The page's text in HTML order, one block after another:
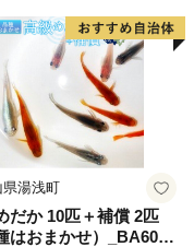
川流域の物資の集散
には付近の村々で
などの地場産業が
した。
市に近いことや豊
い遠浅の海岸など
製紙・化学・食品・
県湯浅町
だか 10匹＋補償 2匹
はおまかせ）_BA6001